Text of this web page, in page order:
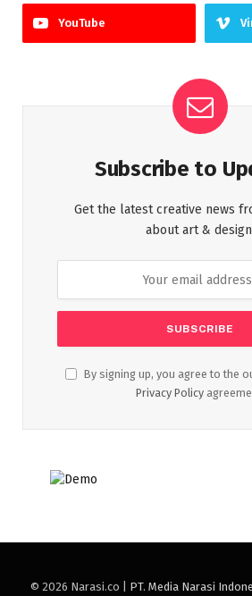
YouTube
Subscribe to
Get the latest creative news
about art &
By signing up, you agree to the
Privacy Policy
© 2026 Narasi.co | PT. Media Narasi